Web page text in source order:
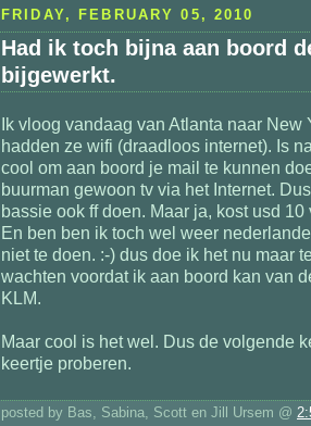
FRIDAY, FEBRUARY 05, 2010
Had ik toch bijna aan boord
bijgewerkt.
Ik vloog vandaag van Atlanta naar New
hadden ze wifi (draadloos internet). Is
cool om aan boord je mail te kunnen
buurman gewoon tv via het Internet.
bassie ook ff doen. Maar ja, kost usd 10
En ben ben ik toch wel weer
niet te doen. :-) dus doe ik het nu maar
wachten voordat ik aan boord kan van
KLM.
Maar cool is het wel. Dus de volgende
keertje proberen.
posted by Bas, Sabina, Scott en Jill Ursem @